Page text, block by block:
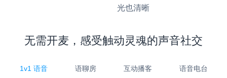
光也清晰
无需开麦，感受触动灵魂的声音社交
1v1 语音 语聊房 互动播客 语音电台